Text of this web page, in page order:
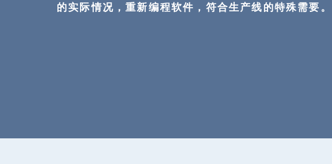
的实际情况，重新编程软件，符合生产线的特殊需要。